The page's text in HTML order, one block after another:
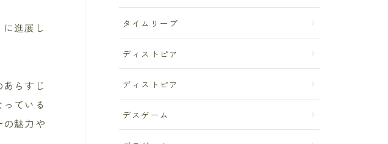
進展し
あらすじ
ている
魅力や
タイムリープ
ディストピア
ディストピア
デスゲーム